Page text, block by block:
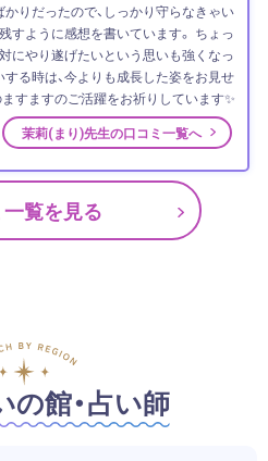
りだったので、しっかり守らなきゃい
すように感想を書いています。 ちょっ
にやり遂げたいという思いも強くなっ
する時は、今よりも成長した姿をお見せ
すますのご活躍をお祈りしています✨
茉莉(まり)先生の口コミ一覧へ
覧を見る
の館・占い師